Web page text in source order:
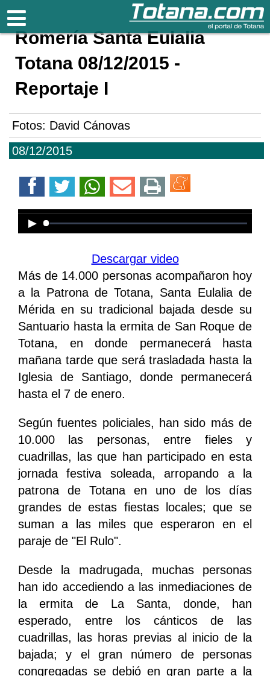
Totana.com
08/12/2015
Romería Santa Eulalia
Totana 08/12/2015 -
Reportaje I
Fotos: David Cánovas
Error loading media: File could not
be played
Descargar video
Más de 14.000 personas acompañaron hoy
a la Patrona de Totana, Santa Eulalia de
Mérida en su tradicional bajada desde su
Santuario hasta la ermita de San Roque de
Totana, en donde permanecerá hasta
mañana tarde que será trasladada hasta la
Iglesia de Santiago, donde permanecerá
hasta el 7 de enero.
Según fuentes policiales, han sido más de
10.000 las personas, entre fieles y
cuadrillas, las que han participado en esta
jornada festiva soleada, arropando a la
patrona de Totana en uno de los días
grandes de estas fiestas locales; que se
suman a las miles que esperaron en el
paraje de "El Rulo".
Desde la madrugada, muchas personas
han ido accediendo a las inmediaciones de
la ermita de La Santa, donde, han
esperado, entre los cánticos de las
cuadrillas, las horas previas al inicio de la
bajada; y el gran número de personas
congregadas se debió en gran parte a la